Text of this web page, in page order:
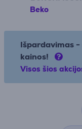
Beko
Išpardavimas -
kainos!
Visos šios